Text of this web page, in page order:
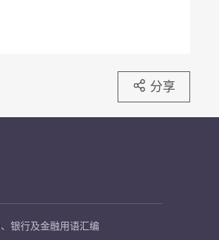
分享
银行及金融用语汇编